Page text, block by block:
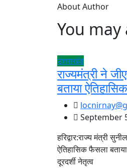
About Author
You may
उत्तराखंड
राज्यमंत्री ने
बताया
September
हरिद्वार:राज्य मंत्री
ऐतिहासिक फैसला
दूरदर्शी नेतृत्व